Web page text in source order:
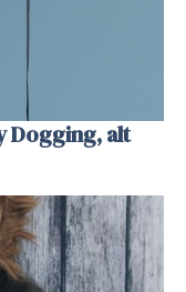
Dogging, alt